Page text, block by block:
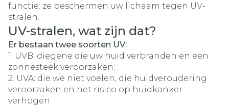
functie: ze beschermen uw lichaam tegen UV-
stralen.
UV-stralen, wat zijn dat?
Er bestaan twee soorten UV:
1. UVB: diegene die uw huid verbranden en een
zonnesteek veroorzaken;
2. UVA: die we niet voelen, die huidveroudering
veroorzaken en het risico op huidkanker
verhogen.